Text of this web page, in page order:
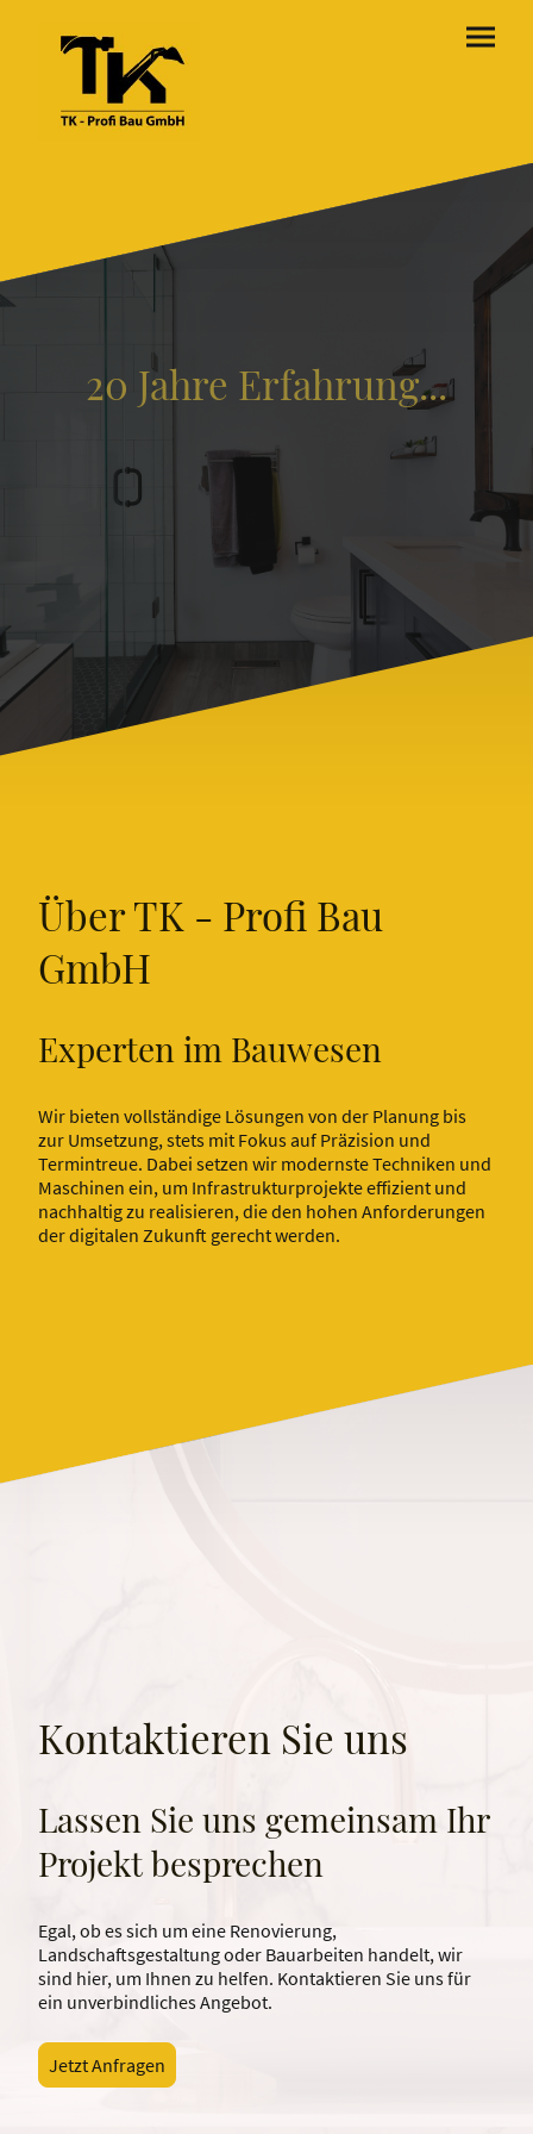
20 Jahre Erfahrung...
Über TK - Profi Bau
GmbH
Experten im Bauwesen
Wir bieten vollständige Lösungen von der Planung bis
zur Umsetzung, stets mit Fokus auf Präzision und
Termintreue. Dabei setzen wir modernste Techniken und
Maschinen ein, um Infrastrukturprojekte effizient und
nachhaltig zu realisieren, die den hohen Anforderungen
der digitalen Zukunft gerecht werden.
Kontaktieren Sie uns
Lassen Sie uns gemeinsam Ihr
Projekt besprechen
Egal, ob es sich um eine Renovierung,
Landschaftsgestaltung oder Bauarbeiten handelt, wir
sind hier, um Ihnen zu helfen. Kontaktieren Sie uns für
ein unverbindliches Angebot.
Jetzt Anfragen